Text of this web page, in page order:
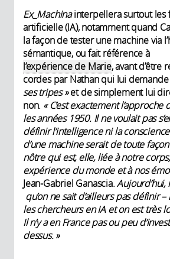
Ex_Machinainterpellera surtout les
artificielle (IA), notamment quand
la façon de tester une machine via
sémantique, ou fait référence à
l’expérience de Marie, avant d’être
cordes par Nathan qui lui
ses tripes »et de simplement lui
non. « C’est exactement l’approche
les années 1950. Il ne voulait pas
définir l’intelligence ni la
d’une machine serait de toute
nôtre qui est, elle, liée à notre
expérience du monde et à nos
Jean-Gabriel Ganascia.Aujourd’hui,
qu’on ne sait d’ailleurs pas définir–
les chercheurs enIA et on est très
Il n’y a en France pas ou peu
dessus.»